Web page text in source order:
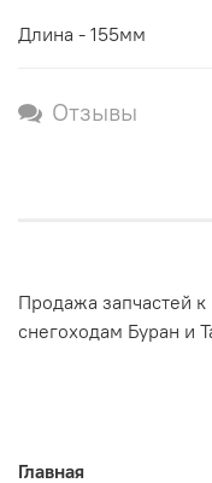
Длина - 155мм
Отзывы
Продажа запчастей
снегоходам Буран и
Главная